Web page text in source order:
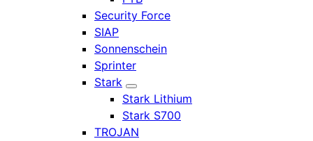
Security Force
SIAP
Sonnenschein
Sprinter
Stark
Stark Lithium
Stark S700
TROJAN